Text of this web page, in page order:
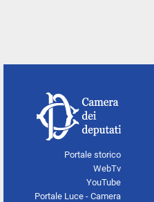
Portale storico
WebTv
YouTube
Portale Luce - Camera